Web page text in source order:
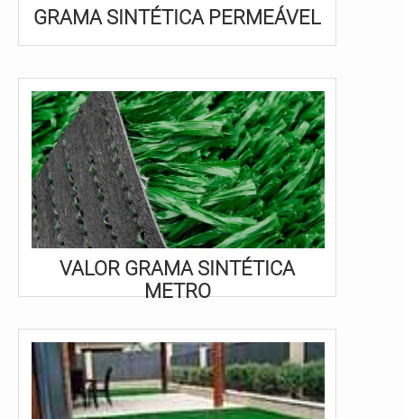
GRAMA SINTÉTICA PERMEÁVEL
VALOR GRAMA SINTÉTICA
METRO